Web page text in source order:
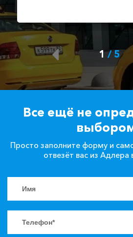
1/ 5
Все ещё не
Просто заполните форму и
отвезёт вас из Адлера